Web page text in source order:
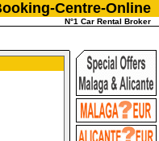
Centre-Online
N°1 Car Rental Broker